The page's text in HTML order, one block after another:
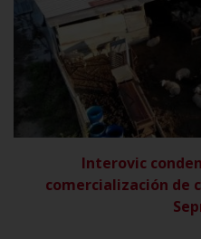
Interovic
comercialización de